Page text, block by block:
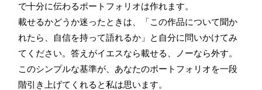
で十分に伝わるポートフォリオは作れます。
載せるかどうか迷ったときは、「この作品について聞か
れたら、自信を持って語れるか」と自分に問いかけてみ
てください。答えがイエスなら載せる、ノーなら外す。
このシンプルな基準が、あなたのポートフォリオを一段
階引き上げてくれると私は思います。